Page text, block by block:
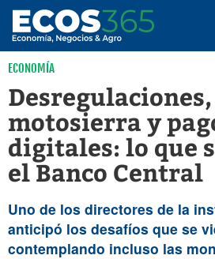
ECONOMÍA
Desregulaciones,
motosierra y
digitales: lo que
el Banco Central
Uno de los directores de la
anticipó los desafíos que se
contemplando incluso las